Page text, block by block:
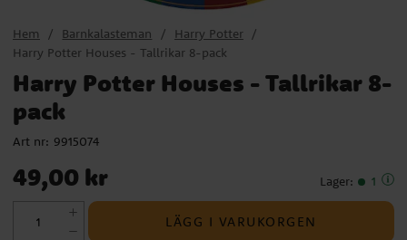
Hem Barnkalasteman
Harry Potter
Harry Potter Houses - Tallrikar 8-pack
Harry Potter Houses - Tallrikar 8-
pack
Art nr: 9915074
Pris: 49,00 kr
49,00 kr Lager: 1
LÄGG I VARUKORGEN